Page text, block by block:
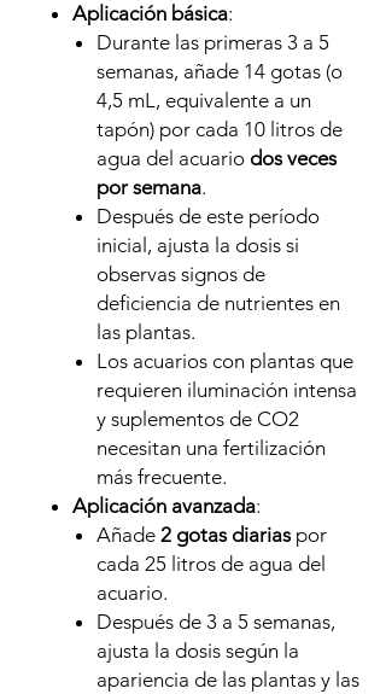
Aplicación básica:
Durante las primeras 3 a 5
semanas, añade 14 gotas (o
4,5 mL, equivalente a un
tapón) por cada 10 litros de
agua del acuario dos veces
por semana.
Después de este período
inicial, ajusta la dosis si
observas signos de
deficiencia de nutrientes en
las plantas.
Los acuarios con plantas que
requieren iluminación intensa
y suplementos de CO2
necesitan una fertilización
más frecuente.
Aplicación avanzada:
Añade 2 gotas diariaspor
cada 25 litros de agua del
acuario.
Después de 3 a 5 semanas,
ajusta la dosis según la
apariencia de las plantas y las